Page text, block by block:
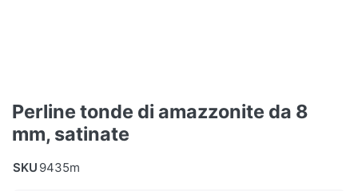
Perline tonde di amazzonite da 8
mm, satinate
SKU 9435m